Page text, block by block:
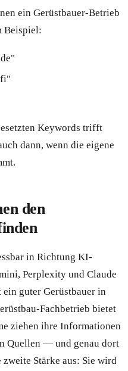
ein Gerüstbauer-Betrieb
Beispiel:
Keywords trifft
dann, wenn die eigene
den
in Richtung KI-
Perplexity und Claude
guter Gerüstbauer in
Fachbetrieb bietet
ziehen ihre Informationen
Quellen — und genau dort
Stärke aus: Sie wird